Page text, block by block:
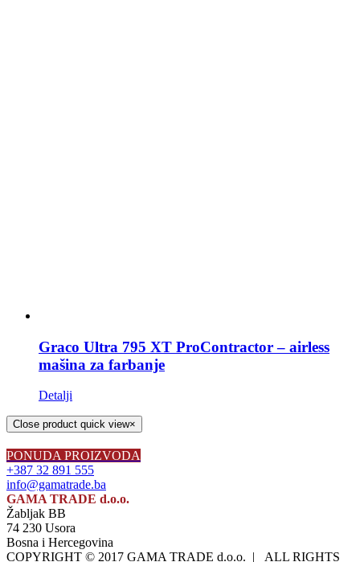
Graco Ultra 795 XT ProContractor – airless
mašina za farbanje
Detalji
Close product quick view×
PONUDA PROIZVODA
+387 32 891 555
info@gamatrade.ba
GAMA TRADE d.o.o.
Žabljak BB
74 230 Usora
Bosna i Hercegovina
COPYRIGHT © 2017 GAMA TRADE d.o.o. | ALL RIGHTS